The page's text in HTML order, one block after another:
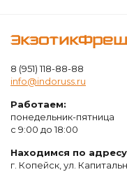
ЭкзотикФреш
8 (951) 118-88-88
info@indoruss.ru
Работаем:
понедельник-пятница
с 9:00 до 18:00
Находимся по
г. Копейск, ул.